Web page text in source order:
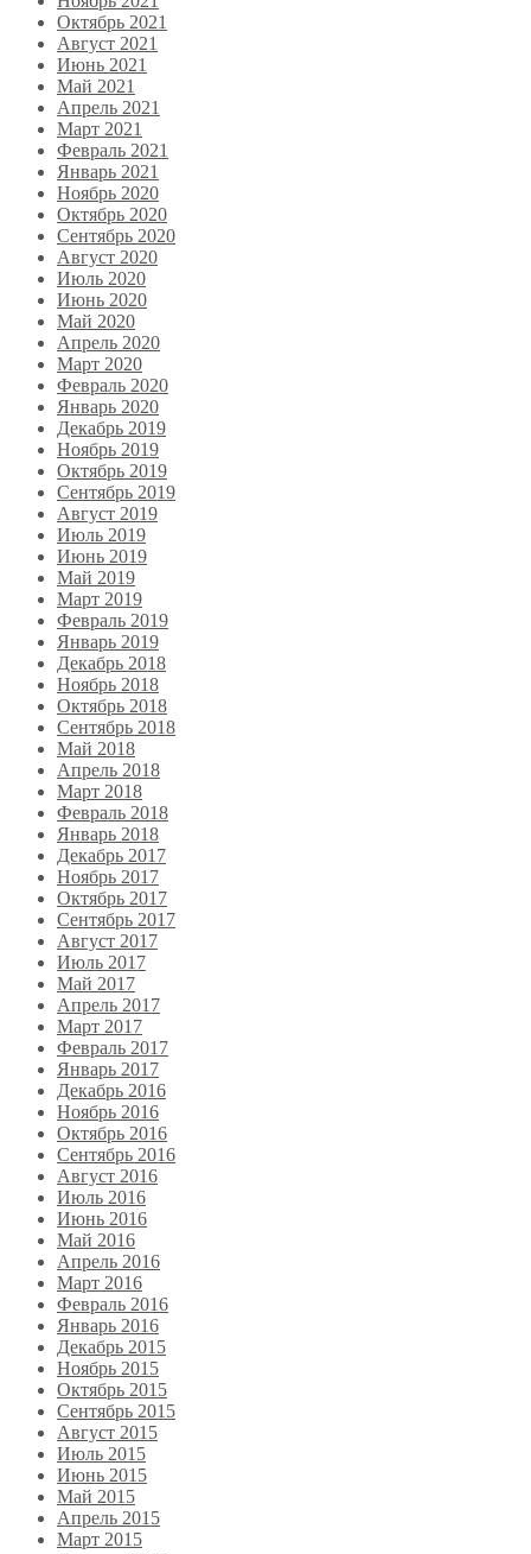
Октябрь 2021
Август 2021
Июнь 2021
Май 2021
Апрель 2021
Март 2021
Февраль 2021
Январь 2021
Ноябрь 2020
Октябрь 2020
Сентябрь 2020
Август 2020
Июль 2020
Июнь 2020
Май 2020
Апрель 2020
Март 2020
Февраль 2020
Январь 2020
Декабрь 2019
Ноябрь 2019
Октябрь 2019
Сентябрь 2019
Август 2019
Июль 2019
Июнь 2019
Май 2019
Март 2019
Февраль 2019
Январь 2019
Декабрь 2018
Ноябрь 2018
Октябрь 2018
Сентябрь 2018
Май 2018
Апрель 2018
Март 2018
Февраль 2018
Январь 2018
Декабрь 2017
Ноябрь 2017
Октябрь 2017
Сентябрь 2017
Август 2017
Июль 2017
Май 2017
Апрель 2017
Март 2017
Февраль 2017
Январь 2017
Декабрь 2016
Ноябрь 2016
Октябрь 2016
Сентябрь 2016
Август 2016
Июль 2016
Июнь 2016
Май 2016
Апрель 2016
Март 2016
Февраль 2016
Январь 2016
Декабрь 2015
Ноябрь 2015
Октябрь 2015
Сентябрь 2015
Август 2015
Июль 2015
Июнь 2015
Май 2015
Апрель 2015
Март 2015